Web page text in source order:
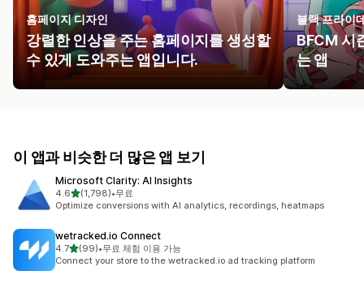
홈페이지 디자인
강렬한 인상을 주는 홈페이지를 생성할
수 있게 도와주는 앱입니다.
블랙 프라이
BFCM 시
는 앱
이 앱과 비슷한 더 많은 앱 보기
Microsoft Clarity: AI Insights
4.6별 5개 중
(1,798)
총 리뷰 1798개
•무료
Optimize conversions with AI analytics, recordings, heatmaps
wetracked.io Connect
4.7별 5개 중
(99)
총 리뷰 99개
•무료 체험 이용 가능
Connect your store to the wetracked.io ad tracking platform